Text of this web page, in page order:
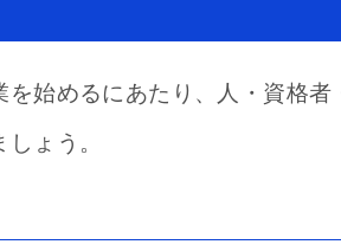
を始めるにあたり、人・資格
ょう。